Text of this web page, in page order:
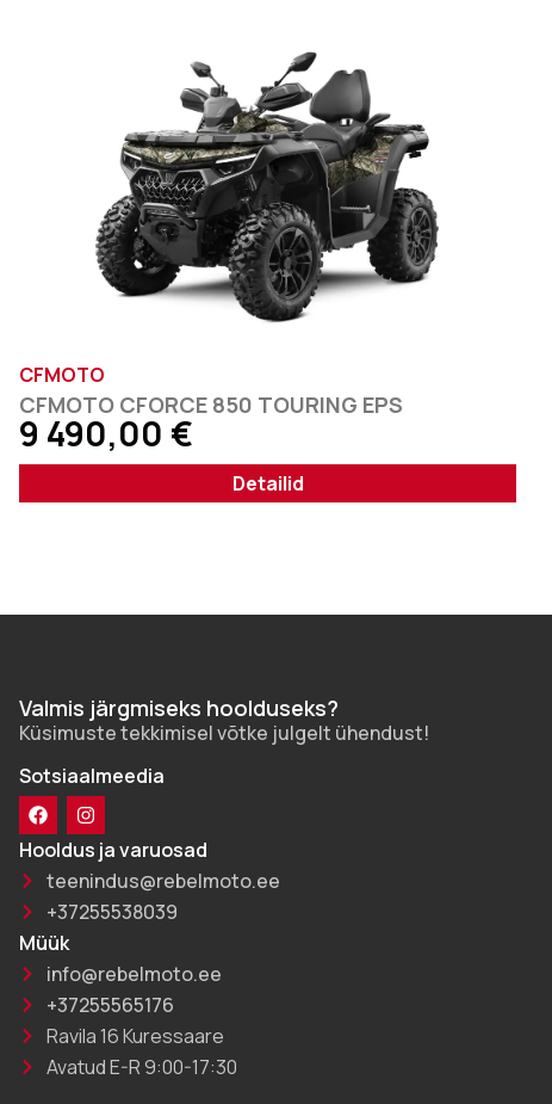
CFMOTO
CFMOTO CFORCE 850 TOURING EPS
9 490,00 €
Detailid
Valmis järgmiseks hoolduseks?
Küsimuste tekkimisel võtke julgelt ühendust!
Sotsiaalmeedia
Hooldus ja varuosad
teenindus@rebelmoto.ee
+37255538039
Müük
info@rebelmoto.ee
+37255565176
Ravila 16 Kuressaare
Avatud E-R 9:00-17:30